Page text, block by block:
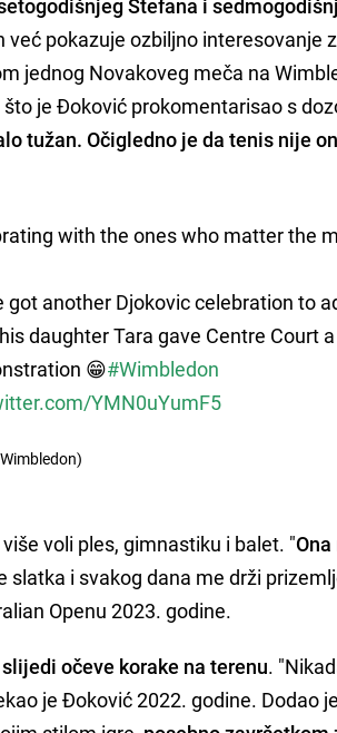
već pokazuje ozbiljno interesovanje
jednog Novakoveg meča na
je Đoković prokomentarisao s
tužan. Očigledno je da tenis nije
with the ones who matter the
got another Djokovic celebration to
daughter Tara gave Centre Court
😁#Wimbledon
YMN0uYumF5
voli ples, gimnastiku i balet. "
slatka i svakog dana me drži
Openu 2023. godine.
očeve korake na terenu.
je Đoković 2022. godine. Dodao